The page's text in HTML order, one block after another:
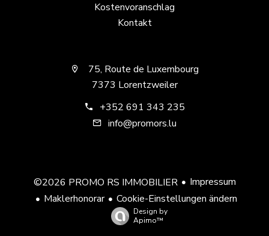
Kostenvoranschlag
Kontakt
75, Route de Luxembourg
7373 Lorentzweiler
+352 691 343 235
info@promors.lu
©2026 PROMO RS IMMOBILIER
Impressum
Maklerhonorar
Cookie-Einstellungen ändern
Design by
Apimo™